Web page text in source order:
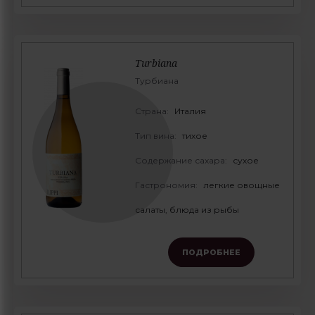
Turbiana
Турбиана
Страна: Италия
Тип вина: тихое
Содержание сахара: сухое
Гастрономия: легкие овощные
салаты, блюда из рыбы
ПОДРОБНЕЕ